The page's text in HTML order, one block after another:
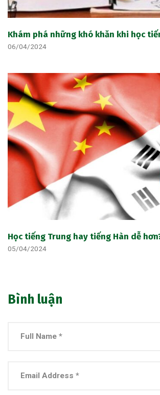
Khám phá những khó khăn khi học
06/04/2024
Học tiếng Trung hay tiếng Hàn dễ
05/04/2024
Bình luận